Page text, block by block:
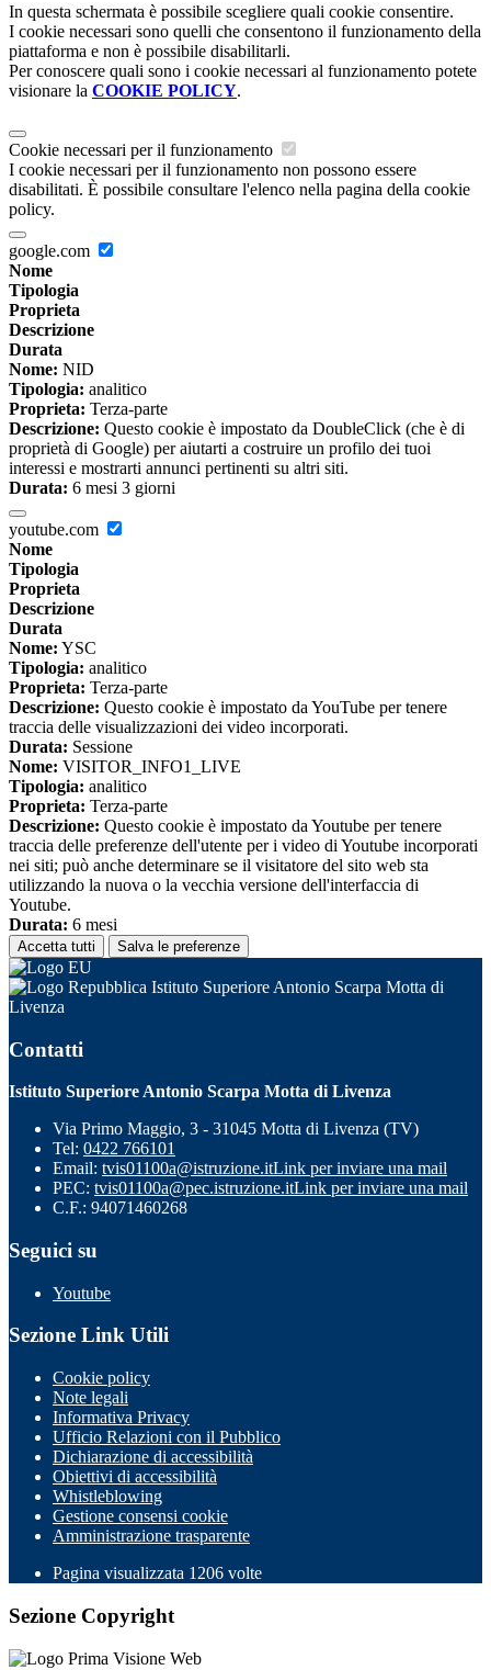
In questa schermata è possibile scegliere quali cookie consentire.
I cookie necessari sono quelli che consentono il funzionamento della
piattaforma e non è possibile disabilitarli.
Per conoscere quali sono i cookie necessari al funzionamento potete
visionare la COOKIE POLICY.
Cookie necessari per il funzionamento
I cookie necessari per il funzionamento non possono essere
disabilitati. È possibile consultare l'elenco nella pagina della cookie
policy.
google.com
Nome
Tipologia
Proprieta
Descrizione
Durata
Nome: NID
Tipologia: analitico
Proprieta: Terza-parte
Descrizione: Questo cookie è impostato da DoubleClick (che è di
proprietà di Google) per aiutarti a costruire un profilo dei tuoi
interessi e mostrarti annunci pertinenti su altri siti.
Durata: 6 mesi 3 giorni
youtube.com
Nome
Tipologia
Proprieta
Descrizione
Durata
Nome: YSC
Tipologia: analitico
Proprieta: Terza-parte
Descrizione: Questo cookie è impostato da YouTube per tenere
traccia delle visualizzazioni dei video incorporati.
Durata: Sessione
Nome: VISITOR_INFO1_LIVE
Tipologia: analitico
Proprieta: Terza-parte
Descrizione: Questo cookie è impostato da Youtube per tenere
traccia delle preferenze dell'utente per i video di Youtube incorporati
nei siti; può anche determinare se il visitatore del sito web sta
utilizzando la nuova o la vecchia versione dell'interfaccia di
Youtube.
Durata: 6 mesi
Accetta tutti Salva le preferenze
Istituto Superiore Antonio Scarpa Motta di
Livenza
Contatti
Istituto Superiore Antonio Scarpa Motta di Livenza
Via Primo Maggio, 3 - 31045 Motta di Livenza (TV)
Tel: 0422 766101
Email: tvis01100a@istruzione.itLink per inviare una mail
PEC: tvis01100a@pec.istruzione.itLink per inviare una mail
C.F.: 94071460268
Seguici su
Youtube
Sezione Link Utili
Cookie policy
Note legali
Informativa Privacy
Ufficio Relazioni con il Pubblico
Dichiarazione di accessibilità
Obiettivi di accessibilità
Whistleblowing
Gestione consensi cookie
Amministrazione trasparente
Pagina visualizzata 1206 volte
Sezione Copyright